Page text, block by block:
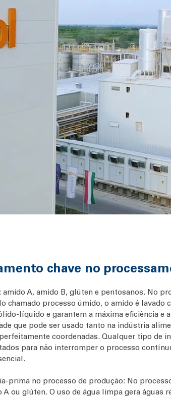
chave no
A, amido B, glúten e pentosanos. No
processo úmido, o amido é lavado
líquido e garantem a máxima eficiência e
que pode ser usado tanto na indústria
coordenadas. Qualquer tipo de
para não interromper o processo
no processo de produção: No
ou glúten. O uso de água limpa gera águas